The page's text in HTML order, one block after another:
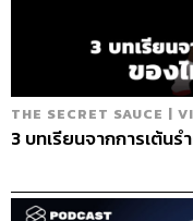
THE SECRET SAUCE |
3 บทเรียนจากการเต้น